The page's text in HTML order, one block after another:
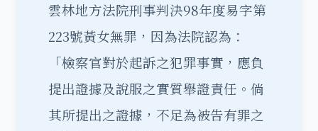
雲林地方法院刑事判決98年度易字第
223號黃女無罪，因為法院認為：
「檢察官對於起訴之犯罪事實，應負
提出證據及說服之實質舉證責任。倘
其所提出之證據，不足為被告有罪之